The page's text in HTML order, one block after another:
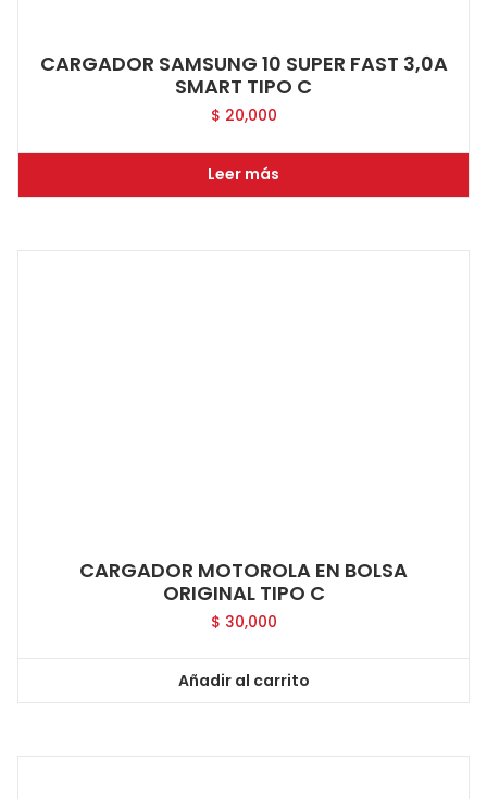
CARGADOR SAMSUNG 10 SUPER FAST 3,0A
SMART TIPO C
$ 20,000
Leer más
CARGADOR MOTOROLA EN BOLSA
ORIGINAL TIPO C
$ 30,000
Añadir al carrito